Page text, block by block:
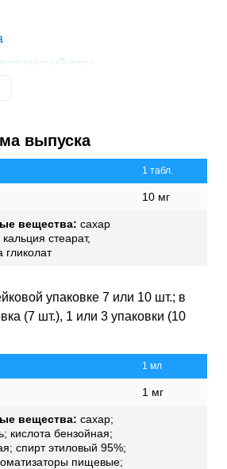
отек
неядовитым
выпуска
1 табл.
10 мг
вещества: сахар
стеарат,
гликолат
упаковке 7 или 10 шт.; в
(7 шт.), 1 или 3 упаковки (10
1 мл
1 мг
вещества: сахар;
кислота бензойная;
спирт этиловый 95%;
пищевые;